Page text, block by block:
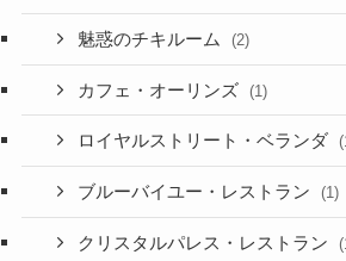
魅惑のチキルーム (2)
カフェ・オーリンズ (1)
ロイヤルストリート・ベランダ
ブルーバイユー・レストラン (1)
クリスタルパレス・レストラン